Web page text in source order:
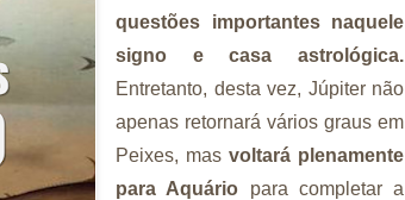
questões importantes naquele
signo e casa astrológica.
Entretanto, desta vez, Júpiter não
apenas retornará vários graus em
Peixes, mas voltará plenamente
para Aquário para completar a